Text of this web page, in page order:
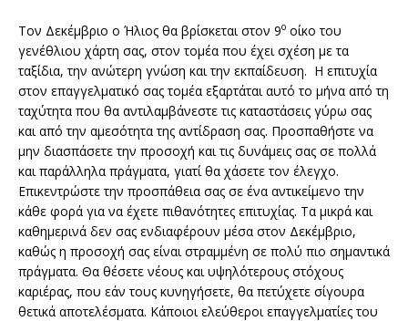
Τον Δεκέμβριο ο Ήλιος θα βρίσκεται στον 9ο οίκο του
γενέθλιου χάρτη σας, στον τομέα που έχει σχέση με τα
ταξίδια, την ανώτερη γνώση και την εκπαίδευση. Η επιτυχία
στον επαγγελματικό σας τομέα εξαρτάται αυτό το μήνα από τη
ταχύτητα που θα αντιλαμβάνεστε τις καταστάσεις γύρω σας
και από την αμεσότητα της αντίδραση σας. Προσπαθήστε να
μην διασπάσετε την προσοχή και τις δυνάμεις σας σε πολλά
και παράλληλα πράγματα, γιατί θα χάσετε τον έλεγχο.
Επικεντρώστε την προσπάθεια σας σε ένα αντικείμενο την
κάθε φορά για να έχετε πιθανότητες επιτυχίας. Τα μικρά και
καθημερινά δεν σας ενδιαφέρουν μέσα στον Δεκέμβριο,
καθώς η προσοχή σας είναι στραμμένη σε πολύ πιο σημαντικά
πράγματα. Θα θέσετε νέους και υψηλότερους στόχους
καριέρας, που εάν τους κυνηγήσετε, θα πετύχετε σίγουρα
θετικά αποτελέσματα. Κάποιοι ελεύθεροι επαγγελματίες του